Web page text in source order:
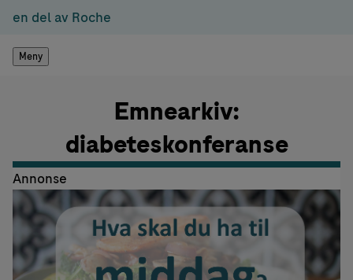
en del av Roche
Meny
Emnearkiv:
diabeteskonferanse
Annonse